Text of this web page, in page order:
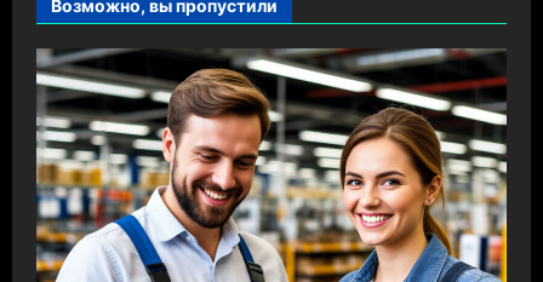
Возможно, вы пропустили